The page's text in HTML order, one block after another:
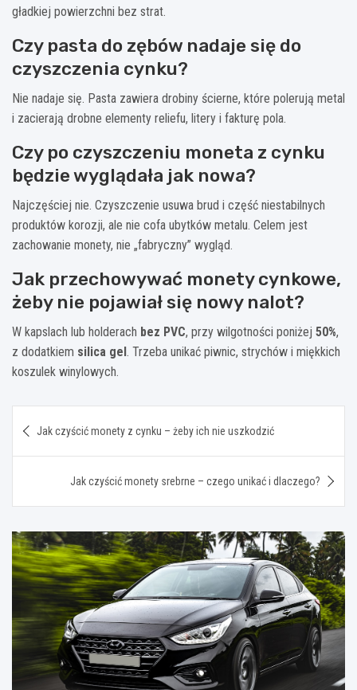
gładkiej powierzchni bez strat.
Czy pasta do zębów nadaje się do
czyszczenia cynku?
Nie nadaje się. Pasta zawiera drobiny ścierne, które polerują metal
i zacierają drobne elementy reliefu, litery i fakturę pola.
Czy po czyszczeniu moneta z cynku
będzie wyglądała jak nowa?
Najczęściej nie. Czyszczenie usuwa brud i część niestabilnych
produktów korozji, ale nie cofa ubytków metalu. Celem jest
zachowanie monety, nie „fabryczny” wygląd.
Jak przechowywać monety cynkowe,
żeby nie pojawiał się nowy nalot?
W kapslach lub holderach bez PVC, przy wilgotności poniżej 50%,
z dodatkiem silica gel. Trzeba unikać piwnic, strychów i miękkich
koszulek winylowych.
wpisu
Jak czyścić monety z cynku – żeby ich nie uszkodzić
Jak czyścić monety srebrne – czego unikać i dlaczego?